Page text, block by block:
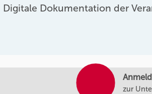
zur
Digitale Dokumentation der